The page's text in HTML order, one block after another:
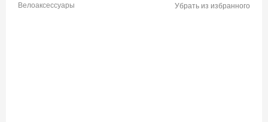
Велоаксессуары Убрать из избранного